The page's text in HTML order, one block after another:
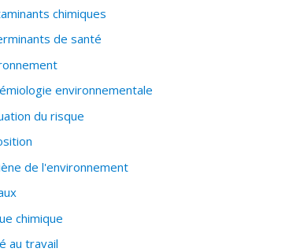
chimiques
de santé
environnementale
du risque
de l'environnement
chimique
au travail